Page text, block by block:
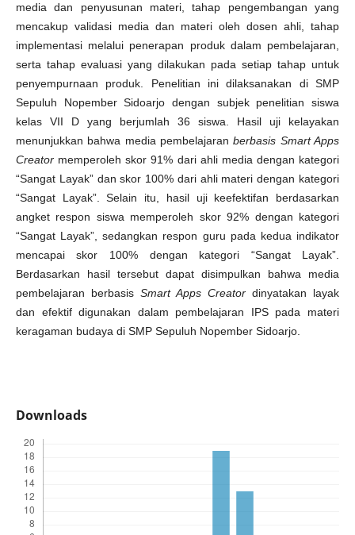
media dan penyusunan materi, tahap pengembangan yang
mencakup validasi media dan materi oleh dosen ahli, tahap
implementasi melalui penerapan produk dalam pembelajaran,
serta tahap evaluasi yang dilakukan pada setiap tahap untuk
penyempurnaan produk. Penelitian ini dilaksanakan di SMP
Sepuluh Nopember Sidoarjo dengan subjek penelitian siswa
kelas VII D yang berjumlah 36 siswa. Hasil uji kelayakan
menunjukkan bahwa media pembelajaranberbasis Smart Apps
Creatormemperoleh skor 91% dari ahli media dengan kategori
“Sangat Layak” dan skor 100% dari ahli materi dengan kategori
“Sangat Layak”. Selain itu, hasil uji keefektifan berdasarkan
angket respon siswa memperoleh skor 92% dengan kategori
“Sangat Layak”, sedangkan respon guru pada kedua indikator
mencapai skor 100% dengan kategori “Sangat Layak”.
Berdasarkan hasil tersebut dapat disimpulkan bahwa media
pembelajaran berbasis Smart Apps Creator dinyatakan layak
dan efektif digunakan dalam pembelajaran IPS pada materi
keragaman budaya di SMP Sepuluh Nopember Sidoarjo.
Downloads